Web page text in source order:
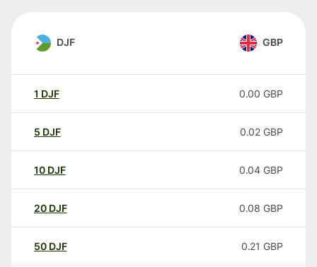
DJF GBP
1 DJF 0.00 GBP
5 DJF 0.02 GBP
10 DJF 0.04 GBP
20 DJF 0.08 GBP
50 DJF 0.21 GBP